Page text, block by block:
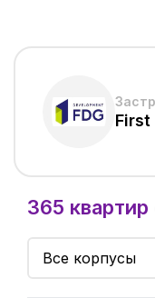
First
365 квартир
Все корпусы